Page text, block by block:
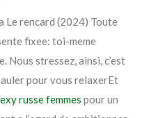
Le rencard (2024) Toute
fixee: toi-meme
stressez, ainsi, c’est
pour vous relaxerEt
russe femmes pour un